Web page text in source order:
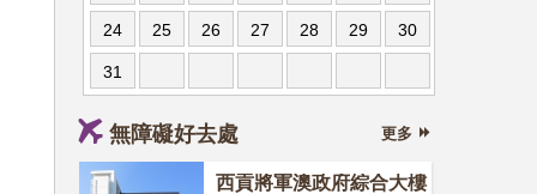
24 25 26 27 28 29 30
31
無障礙好去處 更多
西貢將軍澳政府綜合大樓